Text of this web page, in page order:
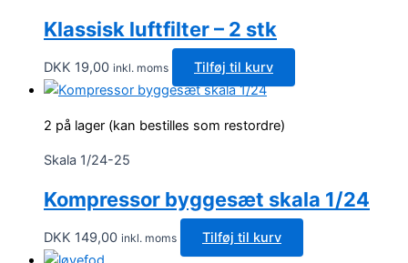
Klassisk luftfilter – 2 stk
DKK 19,00 inkl. moms Tilføj til kurv
2 på lager (kan bestilles som restordre)
Skala 1/24-25
Kompressor byggesæt skala 1/24
DKK 149,00 inkl. moms Tilføj til kurv